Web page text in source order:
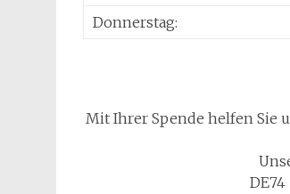
Donnerstag:
Mit Ihrer Spende helfen Sie
DE74